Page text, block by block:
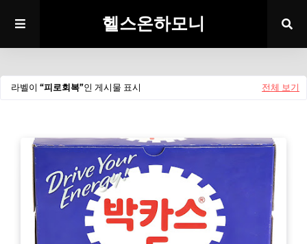
헬스온하모니
라벨이 피로회복 인 게시물 표시 전체 보기